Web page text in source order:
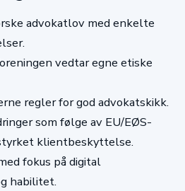
advokatlov med enkelte
vedtar egne etiske
regler for god advokatskikk.
som følge av EU/EØS-
klientbeskyttelse.
fokus på digital
habilitet.